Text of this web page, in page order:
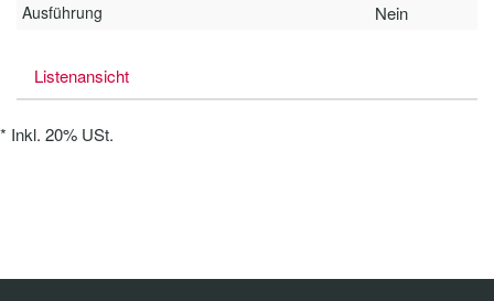
Ausführung Nein
Listenansicht
* Inkl. 20% USt.